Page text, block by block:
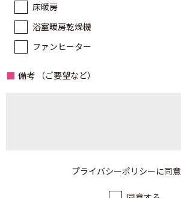
床暖房
浴室暖房乾燥機
ファンヒーター
備考 （ご要望など）
プライバシーポリシーに同意